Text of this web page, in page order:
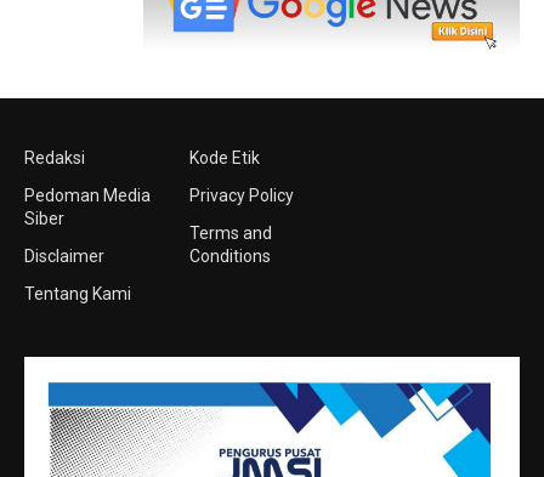
Redaksi
Pedoman Media
Siber
Disclaimer
Tentang Kami
Kode Etik
Privacy Policy
Terms and
Conditions